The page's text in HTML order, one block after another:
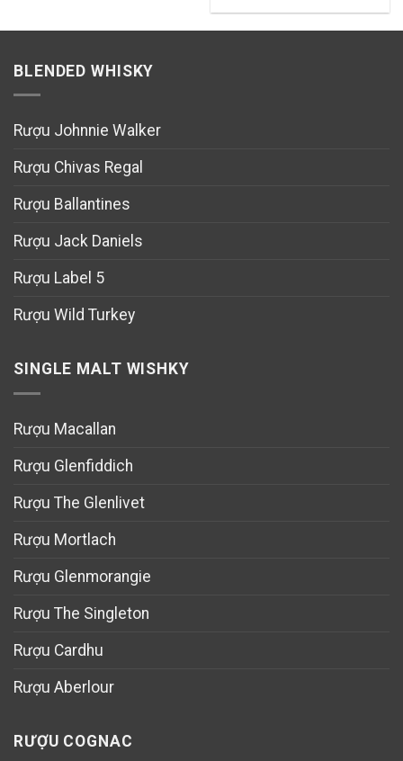
BLENDED WHISKY
Rượu Johnnie Walker
Rượu Chivas Regal
Rượu Ballantines
Rượu Jack Daniels
Rượu Label 5
Rượu Wild Turkey
SINGLE MALT WISHKY
Rượu Macallan
Rượu Glenfiddich
Rượu The Glenlivet
Rượu Mortlach
Rượu Glenmorangie
Rượu The Singleton
Rượu Cardhu
Rượu Aberlour
RƯỢU COGNAC